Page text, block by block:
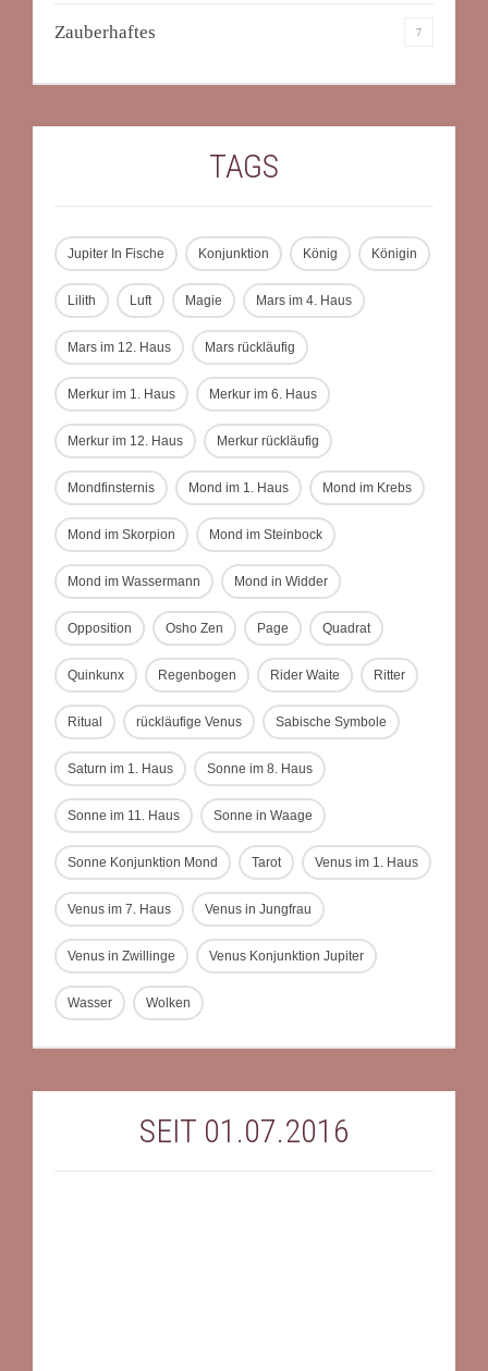
Zauberhaftes 7
TAGS
Jupiter In Fische Konjunktion König Königin
Lilith Luft Magie Mars im 4. Haus
Mars im 12. Haus Mars rückläufig
Merkur im 1. Haus Merkur im 6. Haus
Merkur im 12. Haus Merkur rückläufig
Mondfinsternis Mond im 1. Haus Mond im Krebs
Mond im Skorpion Mond im Steinbock
Mond im Wassermann Mond in Widder
Opposition Osho Zen Page Quadrat
Quinkunx Regenbogen Rider Waite Ritter
Ritual rückläufige Venus Sabische Symbole
Saturn im 1. Haus Sonne im 8. Haus
Sonne im 11. Haus Sonne in Waage
Sonne Konjunktion Mond Tarot Venus im 1. Haus
Venus im 7. Haus Venus in Jungfrau
Venus in Zwillinge Venus Konjunktion Jupiter
Wasser Wolken
SEIT 01.07.2016